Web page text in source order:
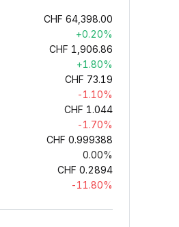
CHF 64,398.00
+0.20%
CHF 1,906.86
+1.80%
CHF 73.19
-1.10%
CHF 1.044
-1.70%
CHF 0.999388
0.00%
CHF 0.2894
-11.80%